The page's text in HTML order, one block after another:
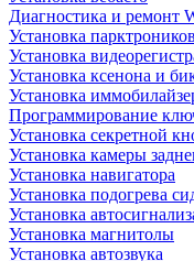
Диагностика и ремонт
Установка парктроников
Установка
Установка ксенона и
Установка
Программирование
Установка секретной
Установка камеры
Установка навигатора
Установка подогрева
Установка
Установка магнитолы
Установка автозвука